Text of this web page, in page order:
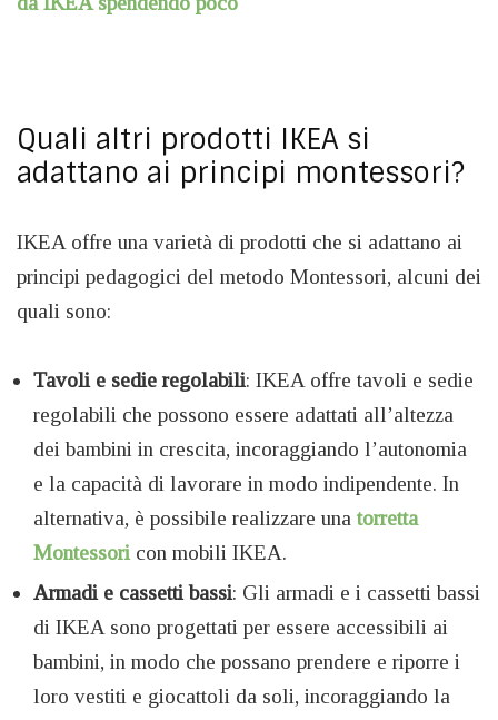
Quali altri prodotti IKEA si
adattano ai principi montessori?
IKEA offre una varietà di prodotti che si adattano ai
principi pedagogici del metodo Montessori, alcuni dei
quali sono:
Tavoli e sedie regolabili: IKEA offre tavoli e sedie
regolabili che possono essere adattati all’altezza
dei bambini in crescita, incoraggiando l’autonomia
e la capacità di lavorare in modo indipendente. In
alternativa, è possibile realizzare una torretta
Montessori con mobili IKEA.
Armadi e cassetti bassi: Gli armadi e i cassetti bassi
di IKEA sono progettati per essere accessibili ai
bambini, in modo che possano prendere e riporre i
loro vestiti e giocattoli da soli, incoraggiando la